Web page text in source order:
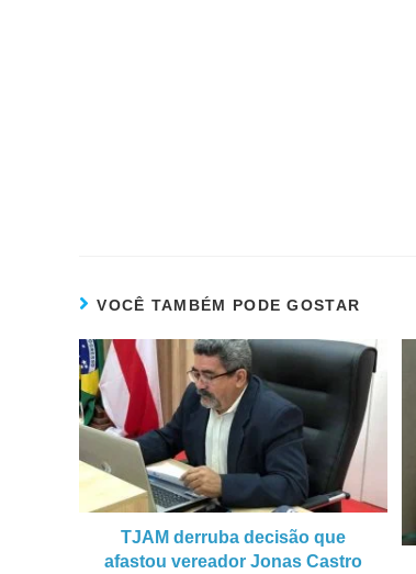
VOCÊ TAMBÉM PODE GOSTAR
TJAM derruba decisão que
afastou vereador Jonas Castro